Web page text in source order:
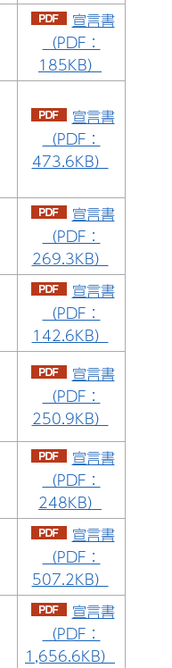
宣言書
（PDF：
185KB）
宣言書
（PDF：
473.6KB）
宣言書
（PDF：
269.3KB）
宣言書
（PDF：
142.6KB）
宣言書
（PDF：
250.9KB）
宣言書
（PDF：
248KB）
宣言書
（PDF：
507.2KB）
宣言書
（PDF：
1,656.6KB）